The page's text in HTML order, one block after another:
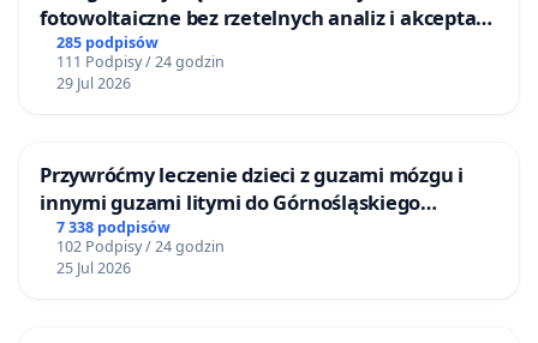
fotowoltaiczne bez rzetelnych analiz i akceptacji
mieszkańców
285 podpisów
111 Podpisy / 24 godzin
29 Jul 2026
Przywróćmy leczenie dzieci z guzami mózgu i
innymi guzami litymi do Górnośląskiego
Centrum Zdrowia Dziecka w Katowicach
7 338 podpisów
102 Podpisy / 24 godzin
25 Jul 2026